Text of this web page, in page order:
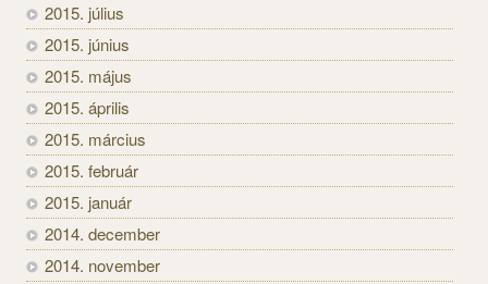
2015. július
2015. június
2015. május
2015. április
2015. március
2015. február
2015. január
2014. december
2014. november